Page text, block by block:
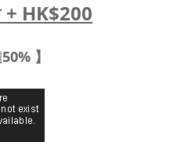
+ HK$200
】